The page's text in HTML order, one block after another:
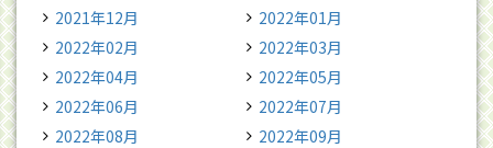
2021年12月
2022年01月
2022年02月
2022年03月
2022年04月
2022年05月
2022年06月
2022年07月
2022年08月
2022年09月